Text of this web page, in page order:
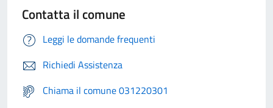
Contatta il comune
Leggi le domande frequenti
Richiedi Assistenza
Chiama il comune 031220301